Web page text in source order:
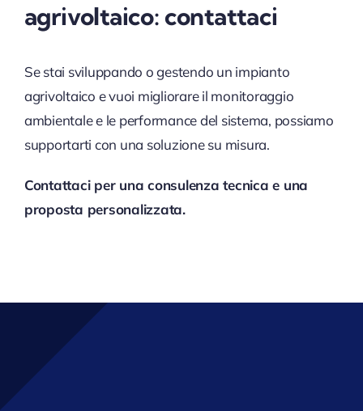
agrivoltaico: contattaci
Se stai sviluppando o gestendo un impianto
agrivoltaico e vuoi migliorare il monitoraggio
ambientale e le performance del sistema, possiamo
supportarti con una soluzione su misura.
Contattaci per una consulenza tecnica e una
proposta personalizzata.